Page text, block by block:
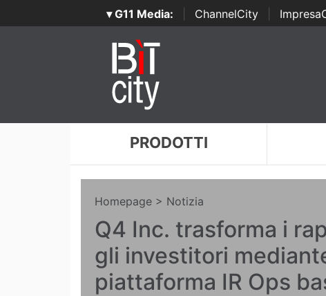
▾ G11 Media: ChannelCity
PRODOTTI
Homepage > Notizia
Q4 Inc. trasforma i
gli investitori
piattaforma IR Ops